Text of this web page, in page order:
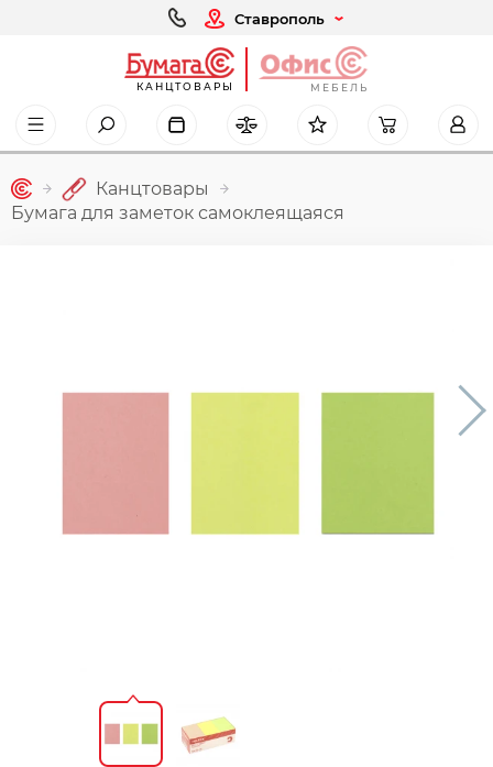
Ставрополь
КАНЦТОВАРЫ МЕБЕЛЬ
Канцтовары
Бумага для заметок самоклеящаяся